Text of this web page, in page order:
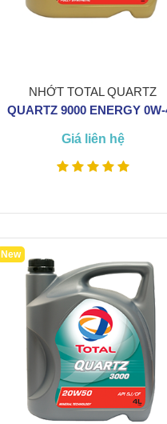
NHỚT TOTAL QUARTZ
QUARTZ 9000 ENERGY
Giá liên hệ
Xem thêm
New
SƠN MÂM XE